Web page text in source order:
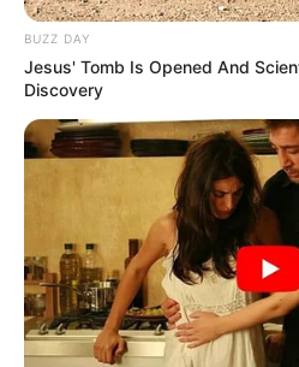
BUZZ DAY
Jesus' Tomb Is Opened And
Discovery